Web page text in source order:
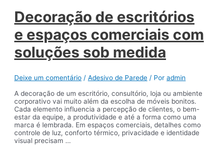
Decoração de escritórios
e espaços comerciais com
soluções sob medida
Deixe um comentário /Adesivo de Parede / Poradmin
A decoração de um escritório, consultório, loja ou ambiente
corporativo vai muito além da escolha de móveis bonitos.
Cada elemento influencia a percepção de clientes, o bem-
estar da equipe, a produtividade e até a forma como uma
marca é lembrada. Em espaços comerciais, detalhes como
controle de luz, conforto térmico, privacidade e identidade
visual precisam …